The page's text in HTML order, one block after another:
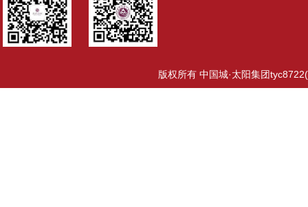
版权所有 中国城·太阳集团